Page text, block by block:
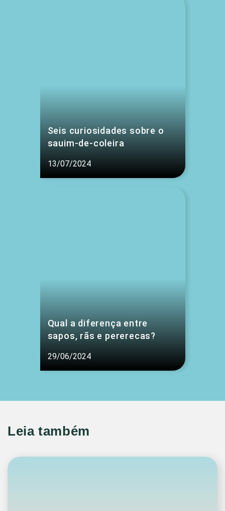
Seis curiosidades sobre o
sauim-de-coleira
13/07/2024
Qual a diferença entre
sapos, rãs e pererecas?
29/06/2024
Leia também